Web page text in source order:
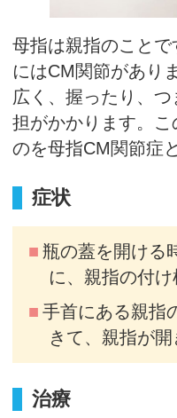
母指は親指のこと
にはCM関節があり
広く、握ったり、
担がかかります。
のを母指CM関節症
症状
瓶の蓋を開ける
に、親指の付
手首にある親指
きて、親指が
治療